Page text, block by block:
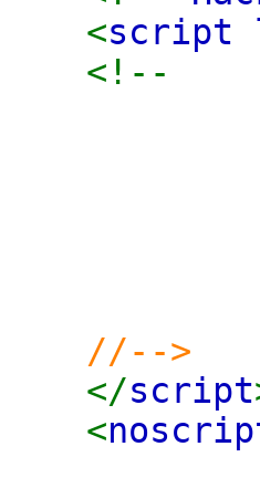
<script
<!--
//-->
</script
<